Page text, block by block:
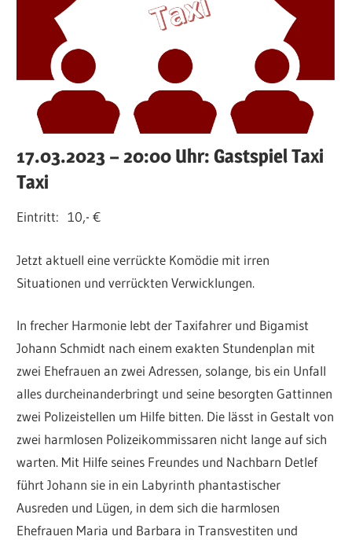
17.03.2023 – 20:00 Uhr: Gastspiel Taxi
Taxi
Eintritt: 10,- €
Jetzt aktuell eine verrückte Komödie mit irren
Situationen und verrückten Verwicklungen.
In frecher Harmonie lebt der Taxifahrer und Bigamist
Johann Schmidt nach einem exakten Stundenplan mit
zwei Ehefrauen an zwei Adressen, solange, bis ein Unfall
alles durcheinanderbringt und seine besorgten Gattinnen
zwei Polizeistellen um Hilfe bitten. Die lässt in Gestalt von
zwei harmlosen Polizeikommissaren nicht lange auf sich
warten. Mit Hilfe seines Freundes und Nachbarn Detlef
führt Johann sie in ein Labyrinth phantastischer
Ausreden und Lügen, in dem sich die harmlosen
Ehefrauen Maria und Barbara in Transvestiten und